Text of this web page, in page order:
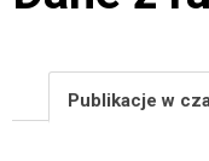
Publikacje w